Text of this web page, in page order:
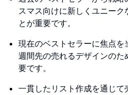
スマス向けに新しくユニーク
とが重要です。
現在のベストセラーに焦点
週間先の売れるデザインの
要です。
一貫したリスト作成を通じ